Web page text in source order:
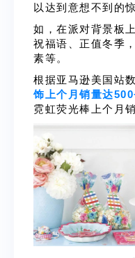
以达到意想不到的
如，在派对背景板
祝福语、正值冬季
素等。
根据亚马逊美国站
饰上个月销量达
霓虹荧光棒上个月